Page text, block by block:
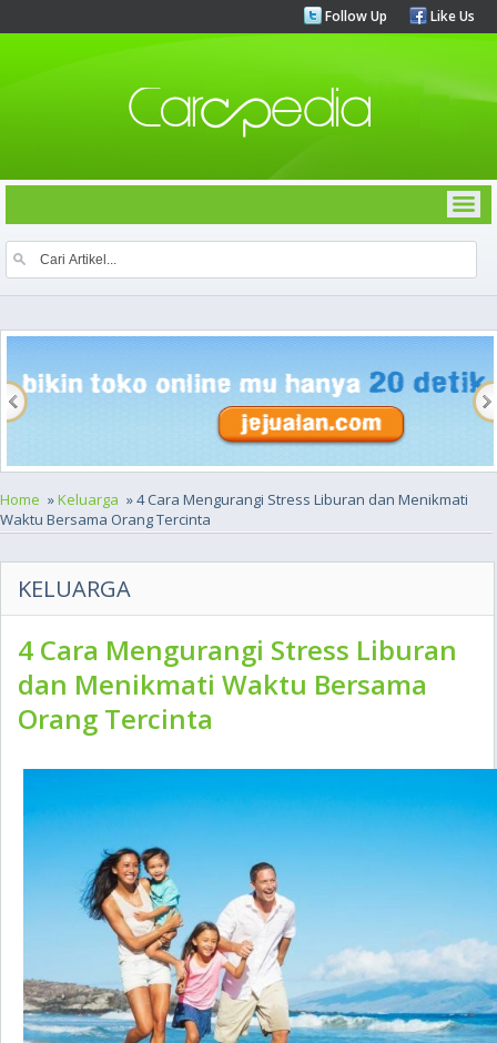
Follow Up Like Us
Home »Keluarga » 4 Cara Mengurangi Stress Liburan dan Menikmati
Waktu Bersama Orang Tercinta
KELUARGA
4 Cara Mengurangi Stress Liburan
dan Menikmati Waktu Bersama
Orang Tercinta